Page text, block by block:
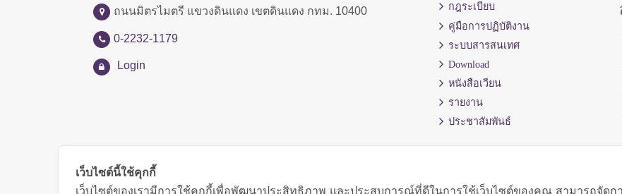
ถนนมิตรไมตรี แขวงดินแดง เขตดินแดง กทม. 10400
0-2232-1179
Login
กฎระเบียบ
คู่มือการปฏิบัติงาน
ระบบสารสนเทศ
Download
หนังสือเวียน
รายงาน
ประชาสัมพันธ์
เว็บไซต์นี้ใช้คุกกี้
เว็บไซต์ของเรามีการใช้คุกกี้เพื่อพัฒนาประสิทธิภาพ และประสบการณ์ที่ดีในการใช้เว็บไซต์ของคุณ สามารถจัด